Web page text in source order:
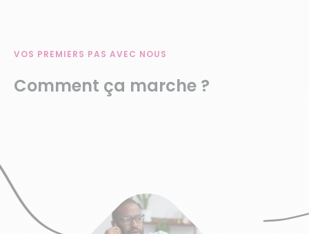
VOS PREMIERS PAS AVEC NOUS
Comment ça marche ?